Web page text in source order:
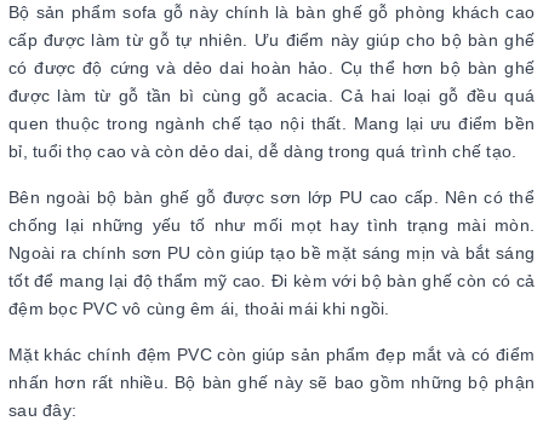
Bộ sản phẩm sofa gỗ này chính là bàn ghế gỗ phòng khách cao
cấp được làm từ gỗ tự nhiên. Ưu điểm này giúp cho bộ bàn ghế
có được độ cứng và dẻo dai hoàn hảo. Cụ thể hơn bộ bàn ghế
được làm từ gỗ tần bì cùng gỗ acacia. Cả hai loại gỗ đều quá
quen thuộc trong ngành chế tạo nội thất. Mang lại ưu điểm bền
bỉ, tuổi thọ cao và còn dẻo dai, dễ dàng trong quá trình chế tạo.
Bên ngoài bộ bàn ghế gỗ được sơn lớp PU cao cấp. Nên có thể
chống lại những yếu tố như mối mọt hay tình trạng mài mòn.
Ngoài ra chính sơn PU còn giúp tạo bề mặt sáng mịn và bắt sáng
tốt để mang lại độ thẩm mỹ cao. Đi kèm với bộ bàn ghế còn có cả
đệm bọc PVC vô cùng êm ái, thoải mái khi ngồi.
Mặt khác chính đệm PVC còn giúp sản phẩm đẹp mắt và có điểm
nhấn hơn rất nhiều. Bộ bàn ghế này sẽ bao gồm những bộ phận
sau đây: